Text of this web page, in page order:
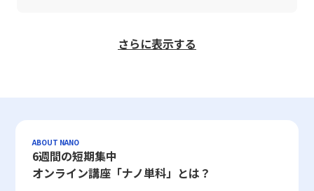
手ビジネスマンが実際のプロジェクトや業務改善活動においてこの
手法を活用する際には、メンターや先輩のアドバイスを取り入れる
す。各選択肢を視覚的に整理し、数値や確率によって評価すること
で、従来の感覚に頼った判断から脱却し、客観的な判断基準を確立
することができます。また、プロジェクトマネジメントや業務プロ
データチェックや検証は必須です。これらの注意点を踏まえた上
で、度数分布表の作成やその結果の解釈を行うことが、正確なデー
った点を確認することによって、度数分布の結果が現実を正しく反
映しているかどうかの判断材料としなければなりません。したがっ
て、度数分布表の作成にあたっては、データの前処理やクリーニン
このような定量的な指標は、投資家や起業家のみならず、今後のキ
に捉え、持続可能な成長戦略を構築するための一助として、これら
の指標を効果的に活用することが期待されます。以上の内容を踏ま
え、CAGRおよびCMGRの仕組みと注意点をしっかりと理解し、実
務に反映させることで、より精緻な経営分析や投資判断が可能とな
セスから成り立っています。このスコアは、一定の評価基準をクリ
アしているかどうかによって、どの程度の信頼性があるかを示すも
基準は、多岐にわたるポイントから構成されており、メールに関す
るレピュテーション評価では、送信元IPアドレス、メール本文や添
付ファイルの安全性、過去のスパム行為の履歴、さらにはブラック
に、未来に進むにつれてストレスが低下するという下降型の認知パ
ターンを持つ人々は、先延ばし癖が深刻なグループに比べ、その割
未来のストレスが増加しない」と信じる認知が、先延ばし行動の抑
制に寄与する可能性を示唆しています。さらに、先延ばし行動は、
幸福感の低下やストレスの増大、健康の損耗、さらには学業成績や
企業の業績やプロジェクトの進捗を明確に示すデータとして活用さ
力、チームワーク、モチベーションの高さ、顧客満足度の背景にあ
る要因など、言葉や文章、インタビューの内容として表現されるデ
ータが該当します。このような評価は、企業風土や社員の成長、サ
ービスの改善などに役立つ情報を補完するために重要とされ、また
さらに表示する
ABOUT NANO
6週間の短期集中
オンライン講座「ナノ単科」とは？